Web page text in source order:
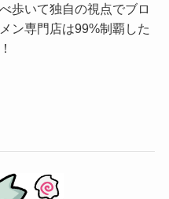
歩いて独自の視点でブロ
ン専門店は99%制覇した